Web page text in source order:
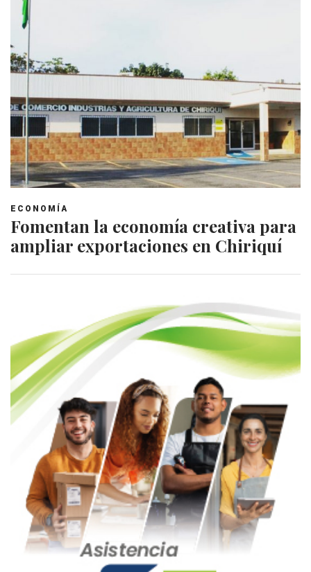
ECONOMÍA
Fomentan la economía creativa para
ampliar exportaciones en Chiriquí